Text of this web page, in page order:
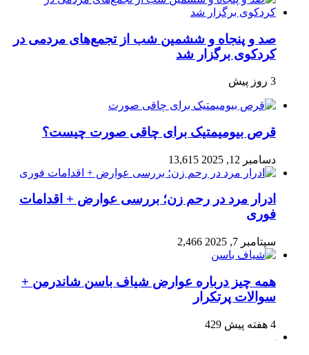
صد و پنجاه‌ و ششمین شب از تجمع‌های مردمی در
کردکوی برگزار شد
3 روز پیش
قرص بیومیمتیک برای چاقی صورت چیست؟
دسامبر 12, 2025 13,615
ادرار مرد در رحم زن؛ بررسی عوارض + اقدامات
فوری
سپتامبر 7, 2025 2,466
همه چیز درباره عوارض شیاف باسن شاندرمن +
سوالات پرتکرار
4 هفته پیش 429